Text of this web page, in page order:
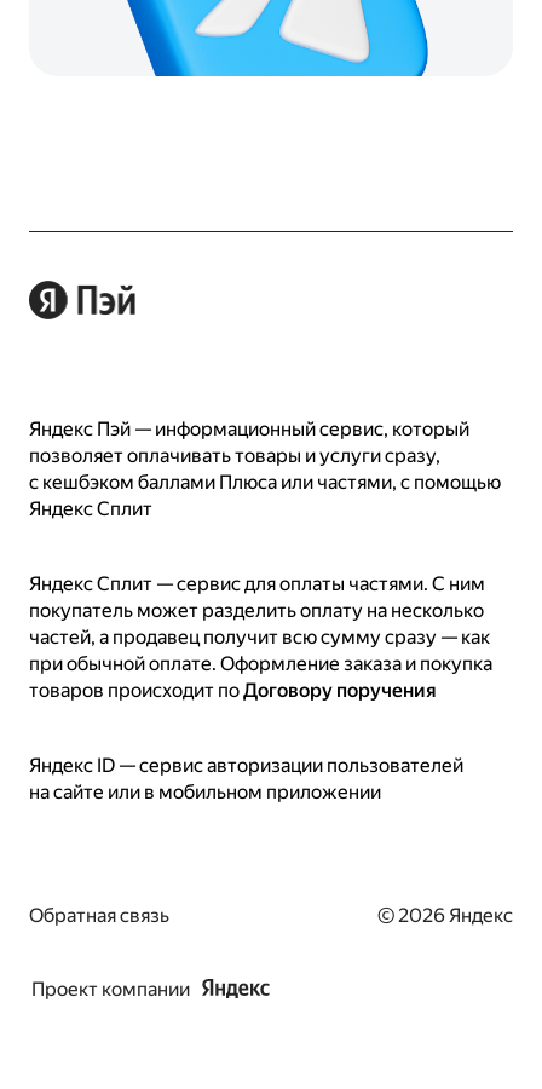
Яндекс Пэй — информационный сервис, который
позволяет оплачивать товары и услуги сразу,
с кешбэком баллами Плюса или частями, с помощью
Яндекс Сплит
Яндекс Сплит — сервис для оплаты частями. С ним
покупатель может разделить оплату на несколько
частей, а продавец получит всю сумму сразу — как
при обычной оплате. Оформление заказа и покупка
товаров происходит поДоговору поручения
Яндекс ID — сервис авторизации пользователей
на сайте или в мобильном приложении
Обратная связь © 2026 Яндекс
Проект компании